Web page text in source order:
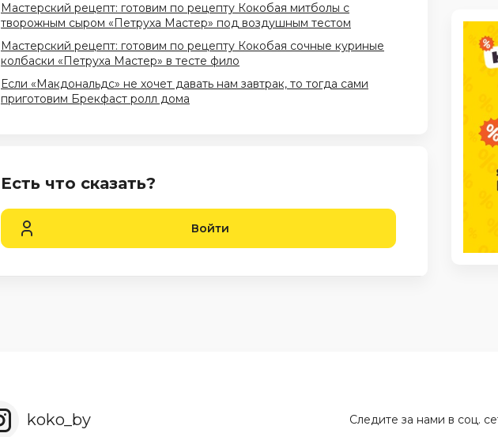
Мастерский рецепт: готовим по рецепту Кокобая митболы с
творожным сыром «Петруха Мастер» под воздушным тестом
Мастерский рецепт: готовим по рецепту Кокобая сочные куриные
колбаски «Петруха Мастер» в тесте фило
Если «Макдональдс» не хочет давать нам завтрак, то тогда сами
приготовим Брекфаст ролл дома
Есть что сказать?
Войти
koko_by Следите за нами в соц.